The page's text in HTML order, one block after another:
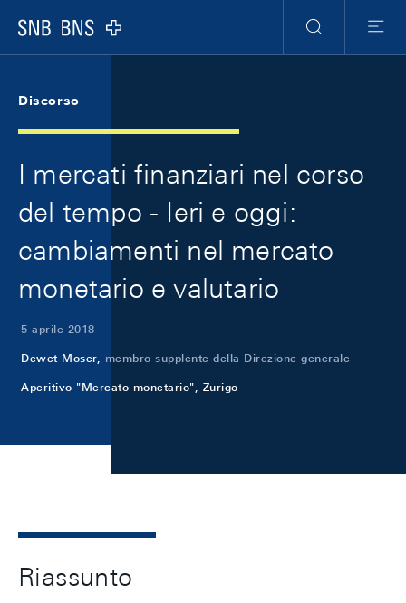
Logo
Ricerca
Menu
Discorso
I mercati finanziari nel corso
del tempo - Ieri e oggi:
cambiamenti nel mercato
monetario e valutario
5 aprile 2018
Dewet Moser, membro supplente della Direzione generale
Aperitivo "Mercato monetario", Zurigo
Riassunto